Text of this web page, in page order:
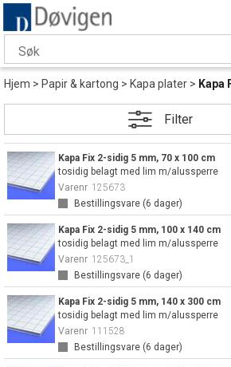
Hjem>Papir & kartong>Kapa plater> Kapa
Filter
Kapa Fix 2-sidig 5 mm, 70 x 100 cm
tosidig belagt med lim m/alussperre
Varenr 125673
Bestillingsvare (6 dager)
Kapa Fix 2-sidig 5 mm, 100 x 140 cm
tosidig belagt med lim m/alussperre
Varenr 125673_1
Bestillingsvare (6 dager)
Kapa Fix 2-sidig 5 mm, 140 x 300 cm
tosidig belagt med lim m/alussperre
Varenr 111528
Bestillingsvare (6 dager)